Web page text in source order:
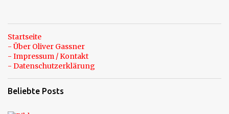
Startseite
- Über Oliver Gassner
- Impressum / Kontakt
- Datenschutzerklärung
Beliebte Posts